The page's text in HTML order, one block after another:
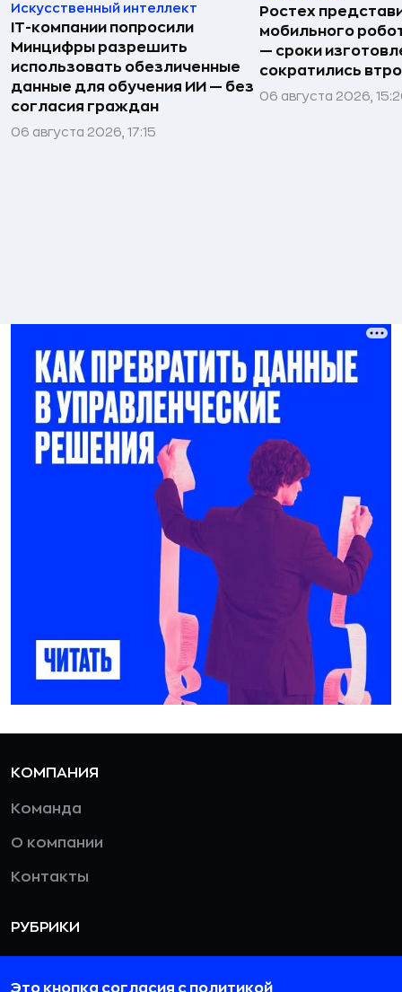
Искусственный интеллект
IT-компании попросили
Минцифры разрешить
использовать обезличенные
данные для обучения ИИ — без
согласия граждан
06 августа 2026, 17:15
Ростех
мобильного
— сроки
сократились
06 августа 2026,
КОМПАНИЯ
Команда
О компании
Контакты
РУБРИКИ
Это кнопка согласия с политикой